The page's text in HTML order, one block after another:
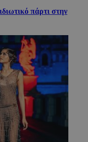
πάρτι στην